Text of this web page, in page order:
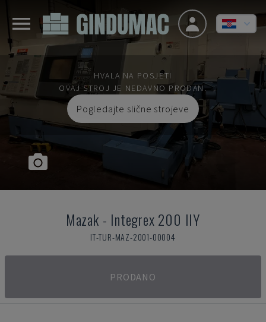
HVALA NA POSJETI
OVAJ STROJ JE NEDAVNO PRODAN.
Pogledajte slične strojeve
Mazak - Integrex 200 IIY
IT-TUR-MAZ-2001-00004
PRODANO